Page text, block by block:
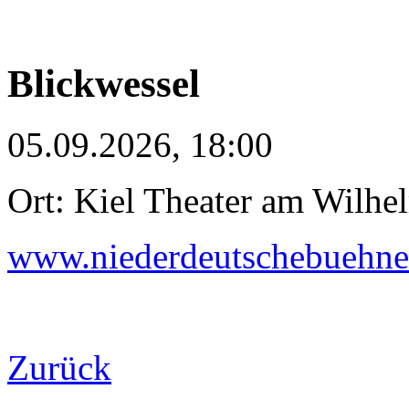
Blickwessel
05.09.2026, 18:00
Ort: Kiel Theater am
Zurück